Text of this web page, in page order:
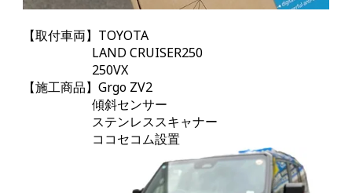
【取付車両】TOYOTA
LAND CRUISER250
250VX
【施工商品】Grgo ZV2
傾斜センサー
ステンレススキャナー
ココセコム設置